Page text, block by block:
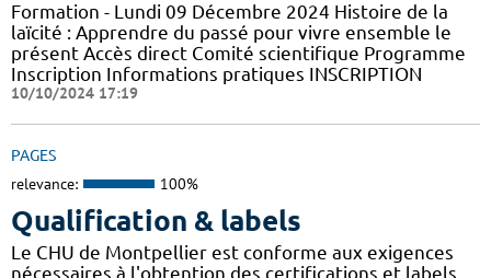
Formation - Lundi 09 Décembre 2024 Histoire de la
laïcité : Apprendre du passé pour vivre ensemble le
présent Accès direct Comité scientifique Programme
Inscription Informations pratiques ​INSCRIPTION
10/10/2024 17:19
PAGES
relevance: 100%
Qualification & labels
Le CHU de Montpellier est conforme aux exigences
nécessaires à l'obtention des certifications et labels